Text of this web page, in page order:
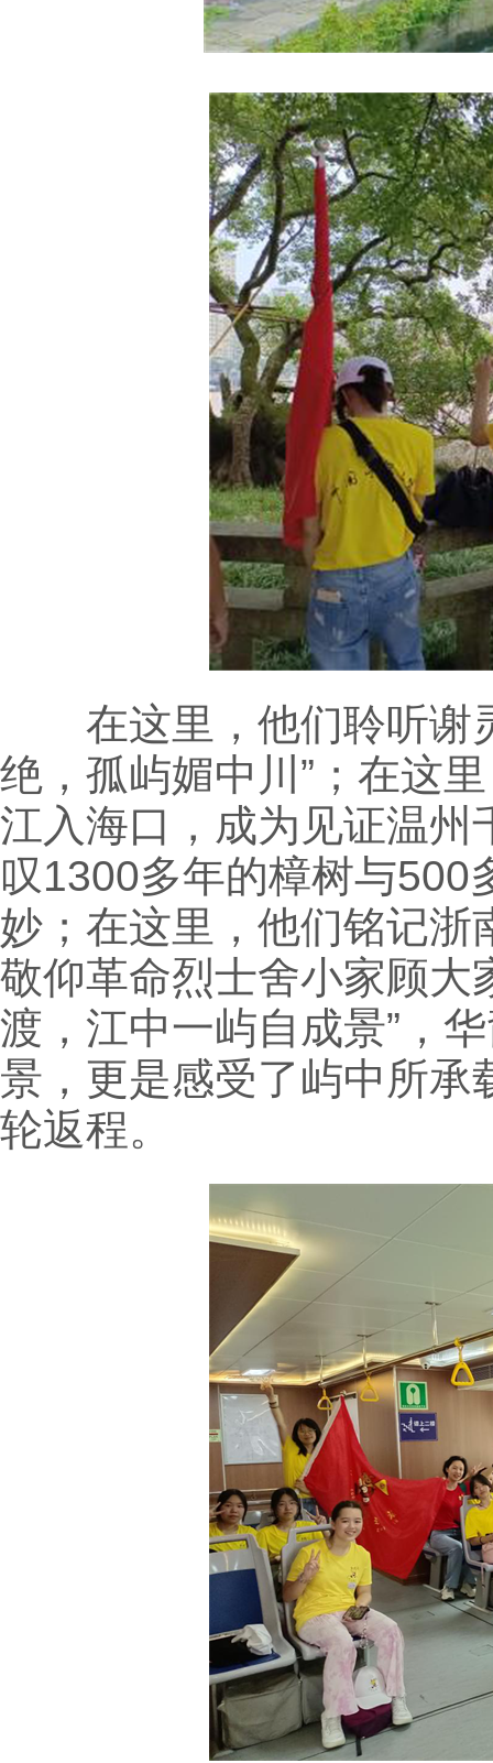
在这里，他们聆听谢
绝，孤屿媚中川”；在这
江入海口，成为见证温州
叹1300多年的樟树与500
妙；在这里，他们铭记浙
敬仰革命烈士舍小家顾大
渡，江中一屿自成景”，
景，更是感受了屿中所承
轮返程。